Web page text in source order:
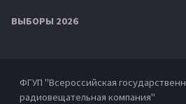
ВЫБОРЫ 2026
ФГУП "Всероссийская
радиовещательная компания"